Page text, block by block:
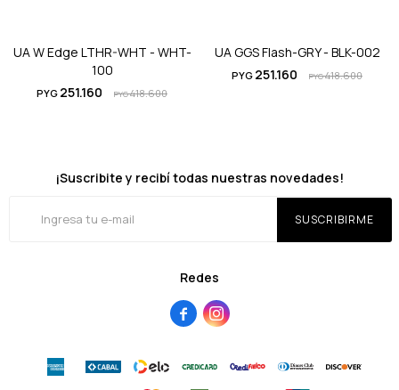
UA W Edge LTHR-WHT - WHT-
100
PYG 251.160 PYG418.600
UA GGS Flash-GRY - BLK-002
PYG 251.160 PYG418.600
Redes
 
¡Suscribite y recibí todas nuestras novedades!
SUSCRIBIRME